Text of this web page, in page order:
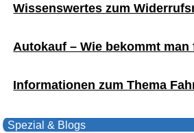
Wissenswertes zum
Autokauf – Wie bekommt man
Informationen zum Thema
Spezial & Blogs